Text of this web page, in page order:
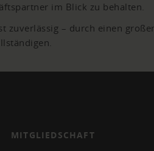
im Blick zu behalten.
zuverlässig – durch einen
MITGLIEDSCHAFT